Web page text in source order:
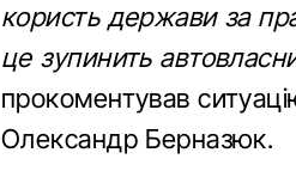
користь держави за
це зупинить
прокоментував
Олександр Берназюк.